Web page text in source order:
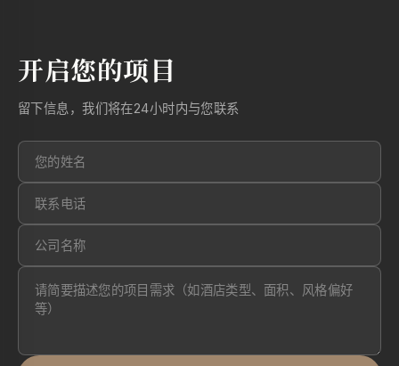
开启您的项目
留下信息，我们将在24小时内与您联系